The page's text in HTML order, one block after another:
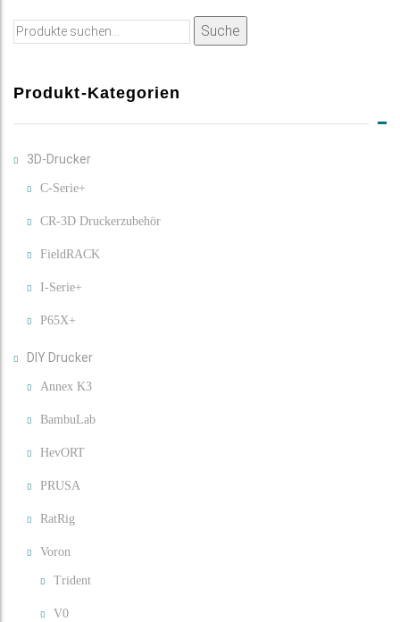
Suche
Suche
Produkt-Kategorien
3D-Drucker
C-Serie+
CR-3D Druckerzubehör
FieldRACK
I-Serie+
P65X+
DIY Drucker
Annex K3
BambuLab
HevORT
PRUSA
RatRig
Voron
Trident
V0